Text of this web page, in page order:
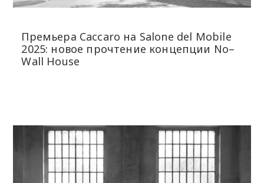
Премьера Caccaro на Salone del Mobile
2025: новое прочтение концепции No–
Wall House